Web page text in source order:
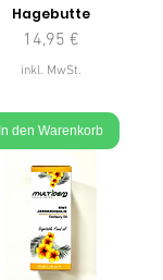
Hagebutte
Preis
14,95 €
inkl. MwSt.
In den Warenkorb